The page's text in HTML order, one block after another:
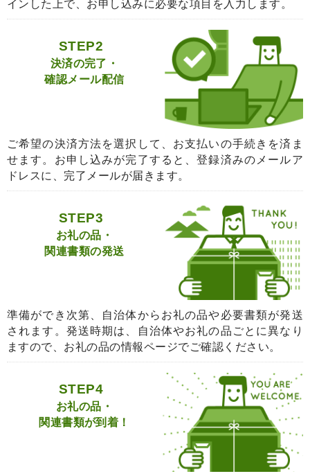
インした上で、お申し込みに必要な項目を入力します。
STEP2
決済の完了・
確認メール配信
ご希望の決済方法を選択して、お支払いの手続きを済ま
せます。お申し込みが完了すると、登録済みのメールア
ドレスに、完了メールが届きます。
STEP3
お礼の品・
関連書類の発送
準備ができ次第、自治体からお礼の品や必要書類が発送
されます。発送時期は、自治体やお礼の品ごとに異なり
ますので、お礼の品の情報ページでご確認ください。
STEP4
お礼の品・
関連書類が到着！